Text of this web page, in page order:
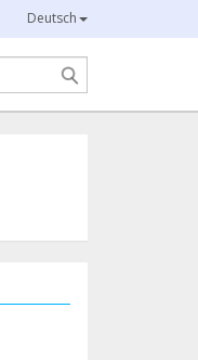
Deutsch